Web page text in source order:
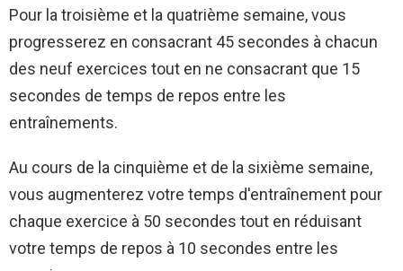
Pour la troisième et la quatrième semaine, vous
progresserez en consacrant 45 secondes à chacun
des neuf exercices tout en ne consacrant que 15
secondes de temps de repos entre les
entraînements.
Au cours de la cinquième et de la sixième semaine,
vous augmenterez votre temps d'entraînement pour
chaque exercice à 50 secondes tout en réduisant
votre temps de repos à 10 secondes entre les